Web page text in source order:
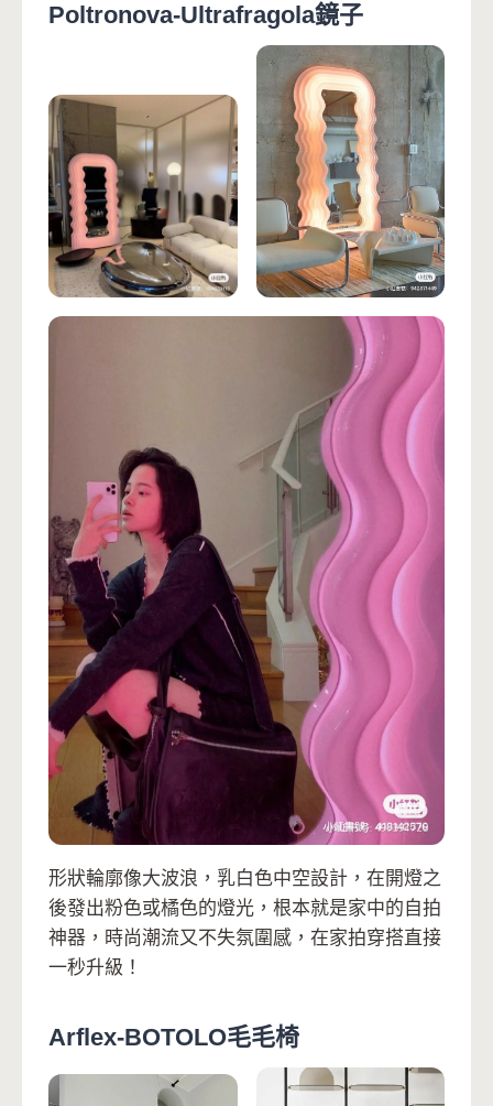
Poltronova-Ultrafragola鏡子
形狀輪廓像大波浪，乳白色中空設計，在開燈之
後發出粉色或橘色的燈光，根本就是家中的自拍
神器，時尚潮流又不失氛圍感，在家拍穿搭直接
一秒升級！
Arflex-BOTOLO毛毛椅